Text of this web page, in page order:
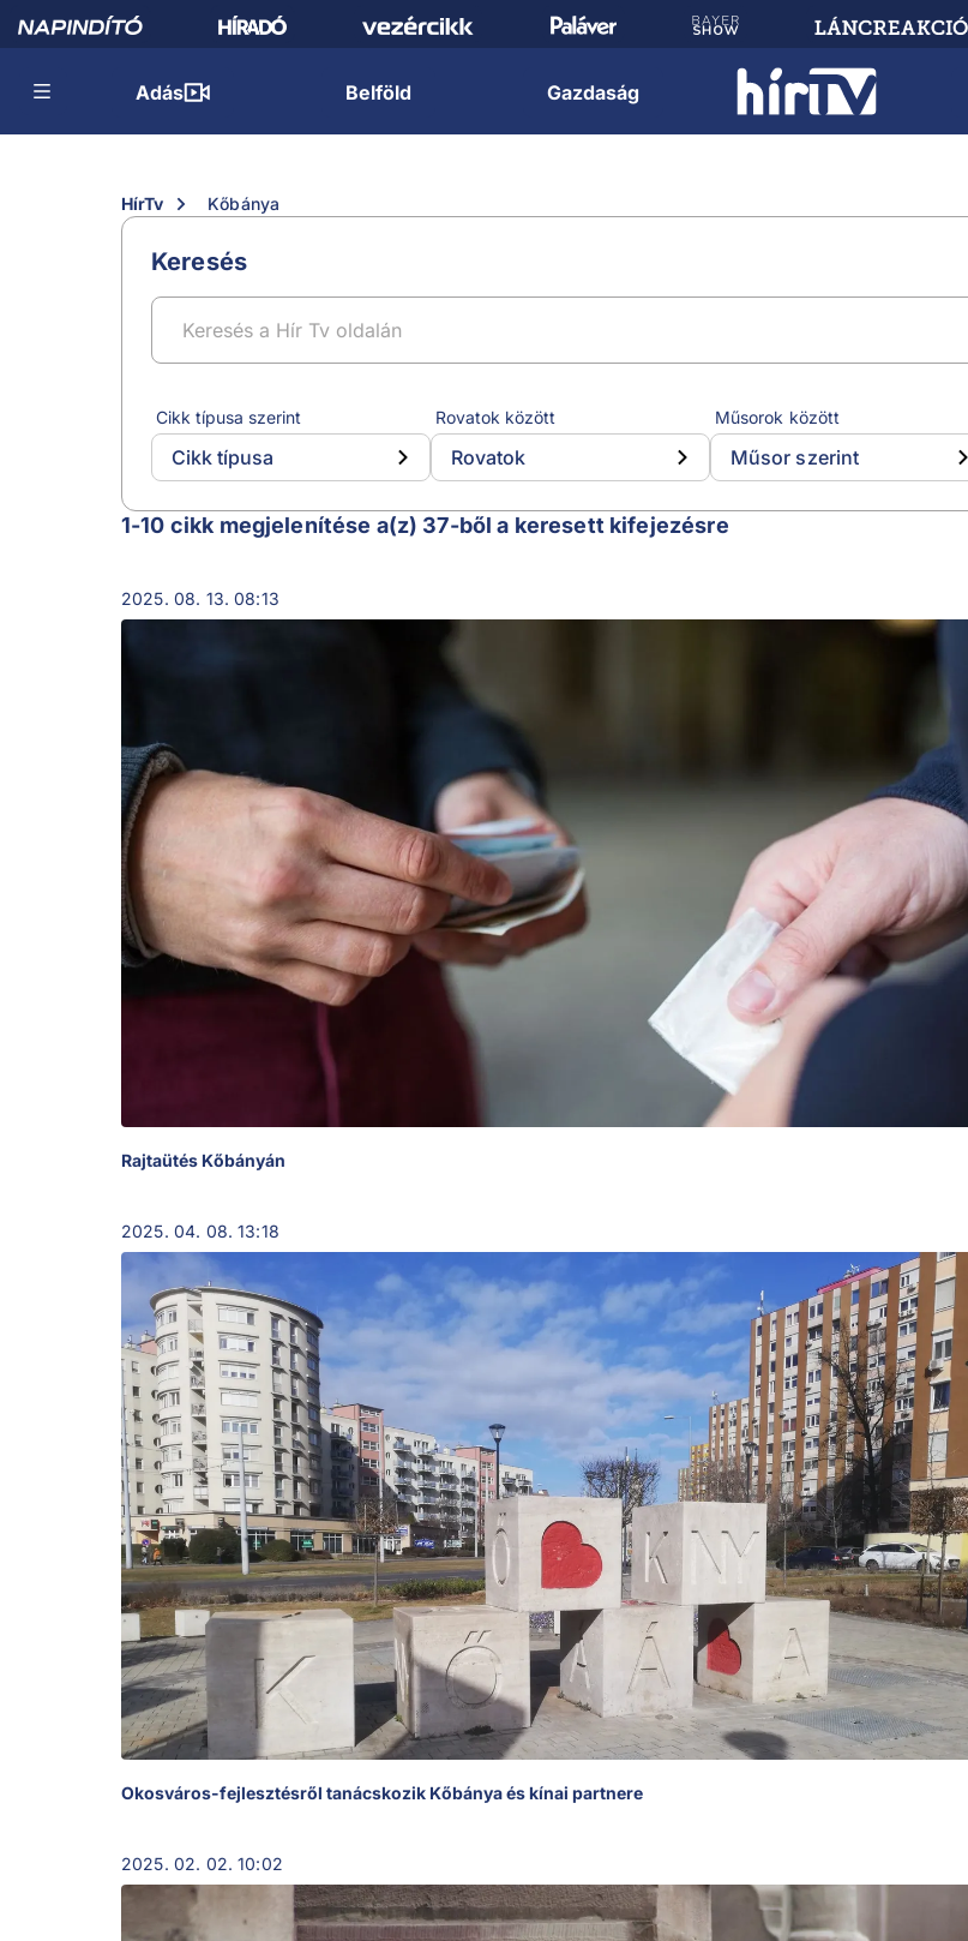
Adás Belföld Gazdaság
HírTv Kőbánya
Keresés
Cikk típusa szerint
Cikk típusa
Rovatok között
Rovatok
Műsorok között
Műsor szerint
Kőbánya
1-10 cikk megjelenítése a(z) 37-ből a keresett kifejezésre
2025. 08. 13. 08:13
Rajtaütés Kőbányán
2025. 04. 08. 13:18
Okosváros-fejlesztésről tanácskozik Kőbánya és kínai partnere
2025. 02. 02. 10:02